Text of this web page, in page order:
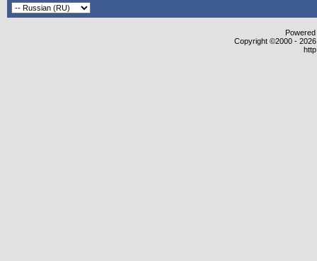
Copyright ©2000 -